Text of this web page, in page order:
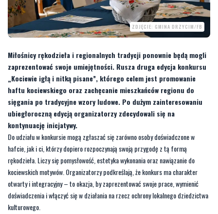
ZDJĘCIE: GMINA DRZYCIM/FB
Miłośnicy rękodzieła i regionalnych tradycji ponownie będą mogli
zaprezentować swoje umiejętności. Rusza druga edycja konkursu
„Kociewie igłą i nitką pisane”, którego celem jest promowanie
haftu kociewskiego oraz zachęcanie mieszkańców regionu do
sięgania po tradycyjne wzory ludowe. Po dużym zainteresowaniu
ubiegłoroczną edycją organizatorzy zdecydowali się na
kontynuację inicjatywy.
Do udziału w konkursie mogą zgłaszać się zarówno osoby doświadczone w
hafcie, jak i ci, którzy dopiero rozpoczynają swoją przygodę z tą formą
rękodzieła. Liczy się pomysłowość, estetyka wykonania oraz nawiązanie do
kociewskich motywów. Organizatorzy podkreślają, że konkurs ma charakter
otwarty i integracyjny – to okazja, by zaprezentować swoje prace, wymienić
doświadczenia i włączyć się w działania na rzecz ochrony lokalnego dziedzictwa
kulturowego.